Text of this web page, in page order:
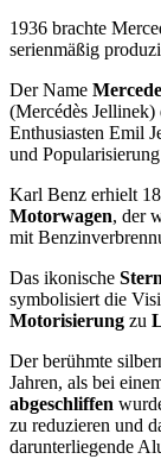
1936 brachte
serienmäßig
Der Name
(Mercédès Jellinek)
Enthusiasten Emil
und
Karl Benz erhielt
Motorwagen, der
mit
Das ikonische
symbolisiert die
Motorisierung zu
Der berühmte
Jahren, als bei
abgeschliffen
zu reduzieren und
darunterliegende